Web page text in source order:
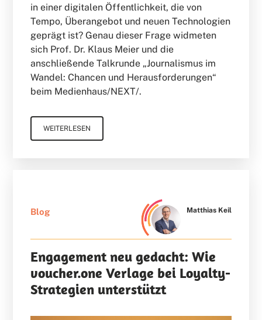
in einer digitalen Öffentlichkeit, die von
Tempo, Überangebot und neuen Technologien
geprägt ist? Genau dieser Frage widmeten
sich Prof. Dr. Klaus Meier und die
anschließende Talkrunde „Journalismus im
Wandel: Chancen und Herausforderungen“
beim Medienhaus/NEXT/.
WEITERLESEN
Blog Matthias Keil
Engagement neu gedacht: Wie
voucher.one Verlage bei Loyalty-
Strategien unterstützt